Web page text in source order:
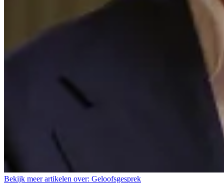
Bekijk meer artikelen over: Geloofsgesprek